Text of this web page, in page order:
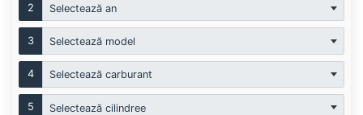
2 Selectează an
3 Selectează model
4 Selectează carburant
5 Selectează cilindree